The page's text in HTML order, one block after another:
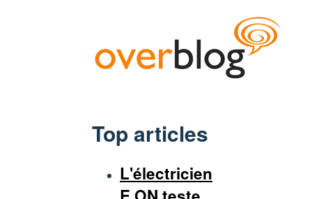
Top articles
L'électricien